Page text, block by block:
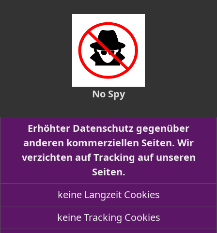
No Spy
Erhöhter Datenschutz gegenüber
anderen kommerziellen Seiten. Wir
verzichten auf Tracking auf unseren
Seiten.
keine Langzeit Cookies
keine Tracking Cookies